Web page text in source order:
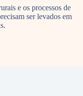
e os processos de
ser levados em